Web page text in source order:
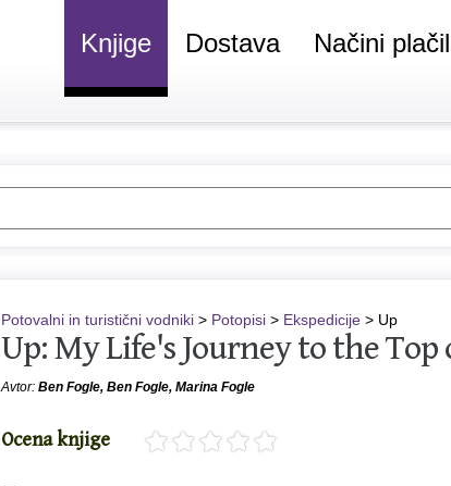
Knjige Dostava Načini
Potovalni in turistični vodniki > Potopisi > Ekspedicije > Up
Up: My Life's Journey to the Top
Avtor: Ben Fogle, Ben Fogle, Marina Fogle
Ocena knjige